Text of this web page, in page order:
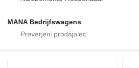
MANA Bedrijfswagens